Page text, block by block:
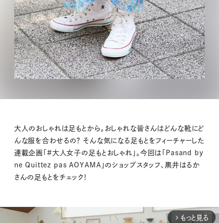
大人のおしゃれは足もとから。おしゃれな皆さんはどんな靴にど
んな服を合わせるの？ そんな気になる足もとをフィーチャーした
連載企画「#大人女子の足もとおしゃれ」。今回は「Pasand by
ne Quittez pas AOYAMA」のショップスタッフ、黒井はるか
さんの足もとをチェック！
arrow_forward_ios もっと見る